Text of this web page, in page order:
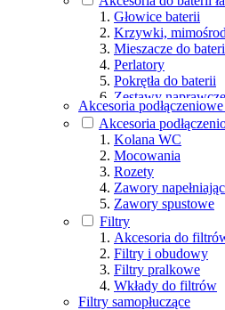
Głowice baterii
Krzywki,
Mieszacze do
Perlatory
Pokrętła do baterii
Zestawy naprawcze
Akcesoria
Akcesoria
Kolana WC
Mocowania
Rozety
Zawory
Zawory spustowe
Filtry
Akcesoria do
Filtry i obudowy
Filtry pralkowe
Wkłady do filtrów
Filtry samopłuczące